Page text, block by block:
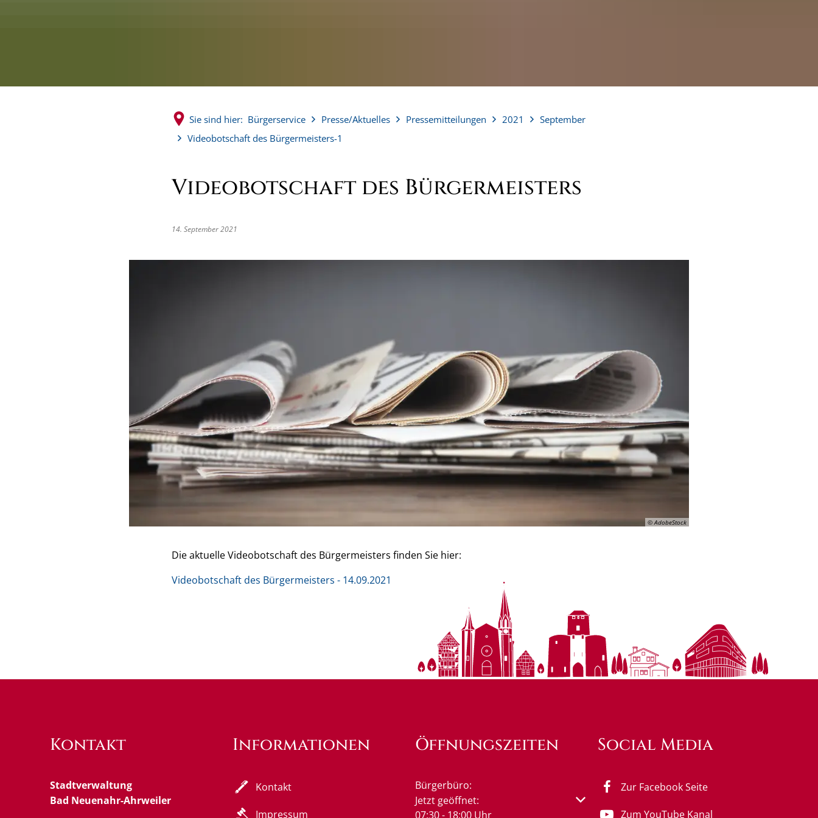
Sie sind hier: Bürgerservice Presse/Aktuelles Pressemitteilungen 2021
September
Videobotschaft des Bürgermeisters-1
Videobotschaft des Bürgermeisters
14. September 2021
© AdobeStock
Die aktuelle Videobotschaft des Bürgermeisters finden Sie hier:
Videobotschaft des Bürgermeisters - 14.09.2021
Kontakt
Stadtverwaltung
Bad Neuenahr-Ahrweiler
Informationen
Kontakt
Impressum
Öffnungszeiten
Bürgerbüro:
Klicken, um weitere Öffnungs- oder Schließzeiten auszublenden
Jetzt geöffnet:
07:30- 18:00 Uhr Von 07:30 bis 18:00 Uhr
Social Media
Zur Facebook Seite
Zum YouTube Kanal